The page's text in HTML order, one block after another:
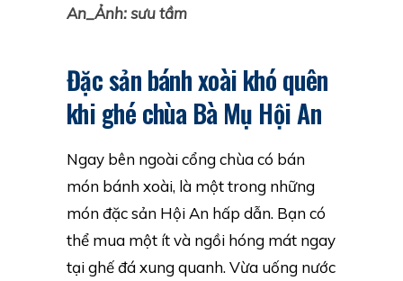
An_Ảnh: sưu tầm
Đặc sản bánh xoài khó quên
khi ghé chùa Bà Mụ Hội An
Ngay bên ngoài cổng chùa có bán
món bánh xoài, là một trong những
món đặc sản Hội An hấp dẫn. Bạn có
thể mua một ít và ngồi hóng mát ngay
tại ghế đá xung quanh. Vừa uống nước